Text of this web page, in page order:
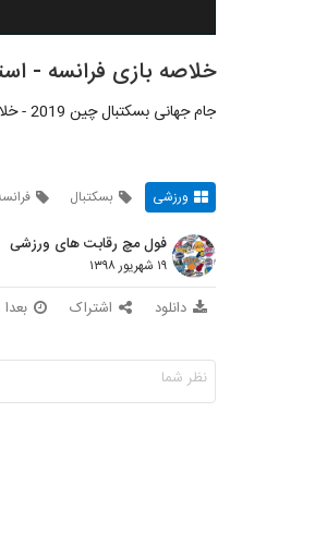
خلاصه بازی فرانسه -
جام جهانی بسکتبال چین 2019 - خلاصه بازی فرانسه - استرالیا - مرحله دوم گروهی - گروه دوازدهم - 18 شهریور 1398
ورزشی بسکتبال
فول مچ رقابت های ورزشی
۱۹ شهریور ۱۳۹۸
دانلود اشتراک بعدا